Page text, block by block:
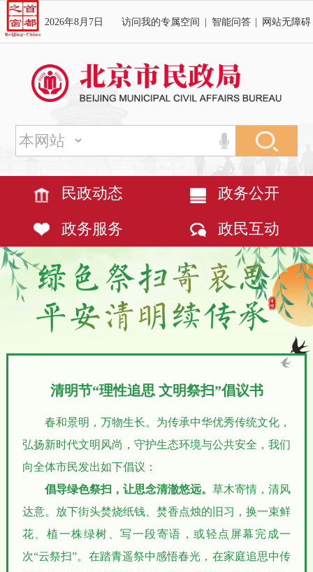
2026年8月7日 访问我的专属空间 智能问答 网站无障碍
民政动态 政务公开
政务服务 政民互动
清明节“理性追思 文明祭扫”倡议书
春和景明，万物生长。为传承中华优秀传统文化，
弘扬新时代文明风尚，守护生态环境与公共安全，我们
向全体市民发出如下倡议：
倡导绿色祭扫，让思念清澈悠远。草木寄情，清风
达意。放下街头焚烧纸钱、焚香点烛的旧习，换一束鲜
花、植一株绿树、写一段寄语，或轻点屏幕完成一
次“云祭扫”。在踏青遥祭中感悟春光，在家庭追思中传